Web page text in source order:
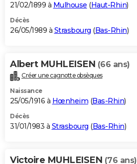
21/02/1899 à Mulhouse (Haut-Rhin)
Décès
26/05/1989 à Strasbourg (Bas-Rhin)
Albert MUHLEISEN (66 ans)
Créer une cagnotte obsèques
Naissance
25/05/1916 à Hœnheim (Bas-Rhin)
Décès
31/01/1983 à Strasbourg (Bas-Rhin)
Victoire MUHLEISEN (76 ans)